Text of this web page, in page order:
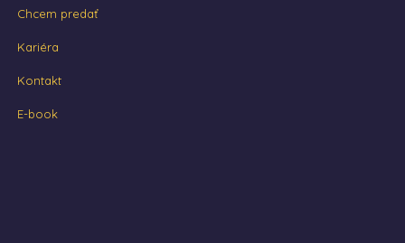
Chcem predať
Kariéra
Kontakt
E-book